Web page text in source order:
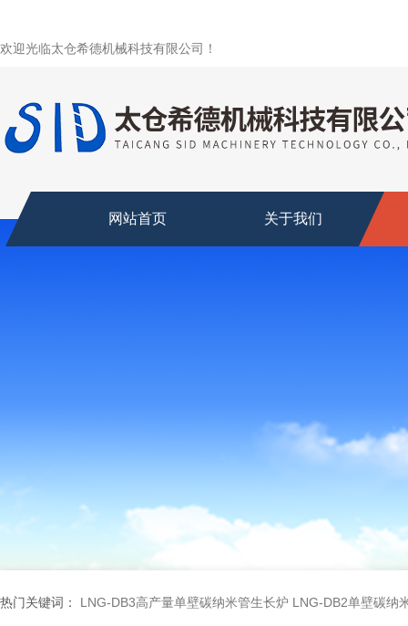
欢迎光临太仓希德机械科技有限公司！
网站首页 关于我们
热门关键词： LNG-DB3高产量单壁碳纳米管生长炉 LNG-DB2单壁碳纳